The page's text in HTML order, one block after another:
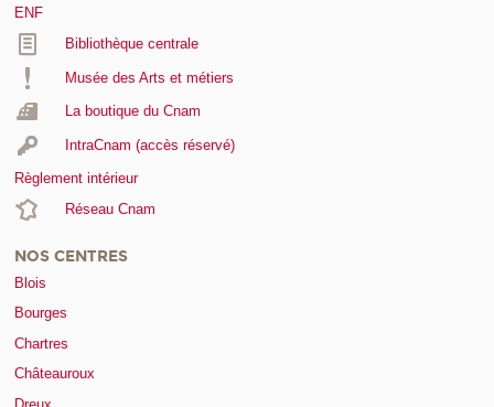
ENF
Bibliothèque centrale
Musée des Arts et métiers
La boutique du Cnam
IntraCnam (accès réservé)
Règlement intérieur
Réseau Cnam
NOS CENTRES
Blois
Bourges
Chartres
Châteauroux